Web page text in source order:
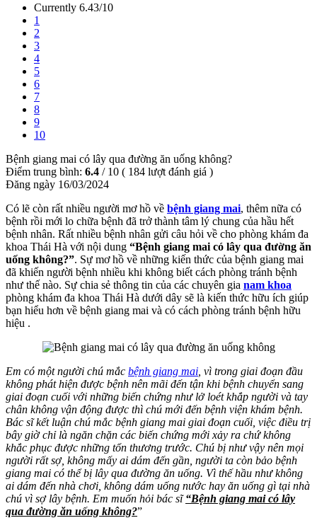
Currently 6.43/10
1
2
3
4
5
6
7
8
9
10
Bệnh giang mai có lây qua đường ăn uống không?
Điểm trung bình: 6.4 / 10 ( 184 lượt đánh giá )
Đăng ngày 16/03/2024
Có lẽ còn rất nhiều người mơ hồ về bệnh giang mai, thêm nữa có
bệnh rồi mới lo chữa bệnh đã trở thành tâm lý chung của hầu hết
bệnh nhân. Rất nhiều bệnh nhân gửi câu hỏi về cho phòng khám đa
khoa Thái Hà với nội dung “Bệnh giang mai có lây qua đường ăn
uống không?”. Sự mơ hồ về những kiến thức của bệnh giang mai
đã khiến người bệnh nhiều khi không biết cách phòng tránh bệnh
như thế nào. Sự chia sẻ thông tin của các chuyên gia nam khoa
phòng khám đa khoa Thái Hà dưới dây sẽ là kiến thức hữu ích giúp
bạn hiểu hơn về bệnh giang mai và có cách phòng tránh bệnh hữu
hiệu .
Em có một người chú mắc bệnh giang mai , vì trong giai đoạn đầu
không phát hiện được bệnh nên mãi đến tận khi bệnh chuyển sang
giai đoạn cuối với những biến chứng như lở loét khắp người và tay
chân không vận động được thì chú mới đến bệnh viện khám bệnh.
Bác sĩ kết luận chú mắc bệnh giang mai giai đoạn cuối, việc điều trị
bây giờ chỉ là ngăn chặn các biến chứng mới xảy ra chứ không
khắc phục được những tổn thương trước. Chú bị như vậy nên mọi
người rất sợ, không mấy ai dám đến gần, người ta còn bảo bệnh
giang mai có thể bị lây qua đường ăn uống. Vì thế hầu như không
ai dám đến nhà chơi, không dám uống nước hay ăn uống gì tại nhà
chú vì sợ lây bệnh. Em muốn hỏi bác sĩ“Bệnh giang mai có lây
qua đường ăn uống không?”